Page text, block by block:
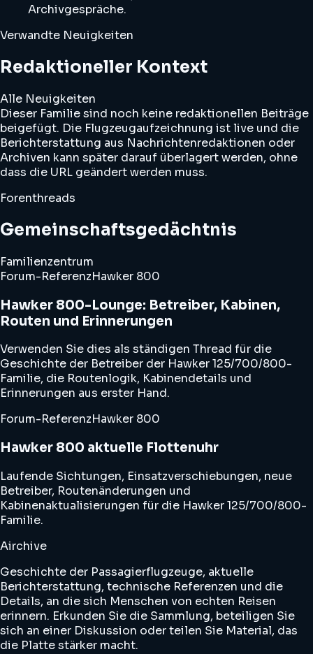
Archivgespräche.
Verwandte Neuigkeiten
Redaktioneller Kontext
Alle Neuigkeiten
Dieser Familie sind noch keine redaktionellen Beiträge
beigefügt. Die Flugzeugaufzeichnung ist live und die
Berichterstattung aus Nachrichtenredaktionen oder
Archiven kann später darauf überlagert werden, ohne
dass die URL geändert werden muss.
Forenthreads
Gemeinschaftsgedächtnis
Familienzentrum
Forum-ReferenzHawker 800
Hawker 800-Lounge: Betreiber, Kabinen,
Routen und Erinnerungen
Verwenden Sie dies als ständigen Thread für die
Geschichte der Betreiber der Hawker 125/700/800-
Familie, die Routenlogik, Kabinendetails und
Erinnerungen aus erster Hand.
Forum-ReferenzHawker 800
Hawker 800 aktuelle Flottenuhr
Laufende Sichtungen, Einsatzverschiebungen, neue
Betreiber, Routenänderungen und
Kabinenaktualisierungen für die Hawker 125/700/800-
Familie.
Airchive
Geschichte der Passagierflugzeuge, aktuelle
Berichterstattung, technische Referenzen und die
Details, an die sich Menschen von echten Reisen
erinnern. Erkunden Sie die Sammlung, beteiligen Sie
sich an einer Diskussion oder teilen Sie Material, das
die Platte stärker macht.